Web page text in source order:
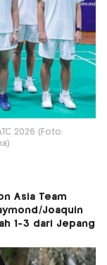
2026 (Foto:
Asia Team
Joaquin
1-3 dari Jepang